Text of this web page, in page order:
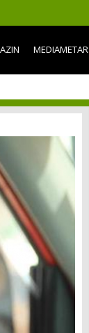
MEDIAMETAR